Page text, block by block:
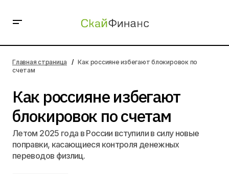
Главная страница
Как россияне избегают блокировок по
счетам
Как россияне избегают
блокировок по счетам
Летом 2025 года в России вступили в силу новые
поправки, касающиеся контроля денежных
переводов физлиц.